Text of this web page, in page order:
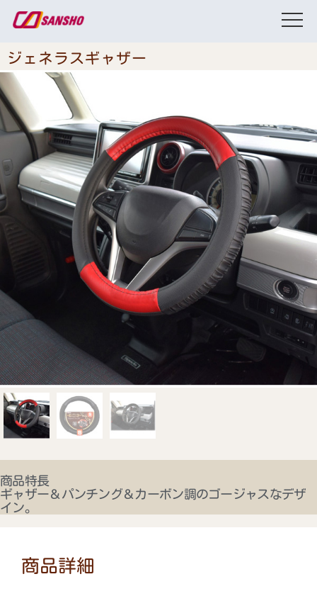
ジェネラスギャザー
商品特長
ギャザー＆パンチング＆カーボン調のゴージャスなデザ
イン。
商品詳細